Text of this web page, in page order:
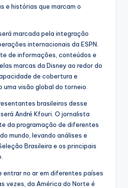
e histórias que marcam o
marcada pela integração
internacionais da ESPN.
de informações, conteúdos e
marcas da Disney ao redor do
de cobertura e
visão global do torneio.
brasileiros desse
André Kfouri. O jornalista
da programação de diferentes
mundo, levando análises e
Brasileira e os principais
entrar no ar em diferentes países
vezes, da América do Norte é